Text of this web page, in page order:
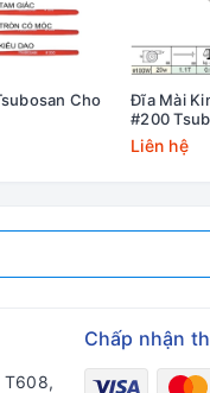
Cho
Đĩa Mài
#200
Liên hệ
T608,
Chấp nhận